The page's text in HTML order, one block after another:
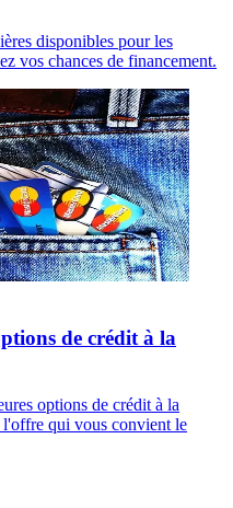
disponibles pour les
vos chances de financement.
de crédit à la
options de crédit à la
qui vous convient le